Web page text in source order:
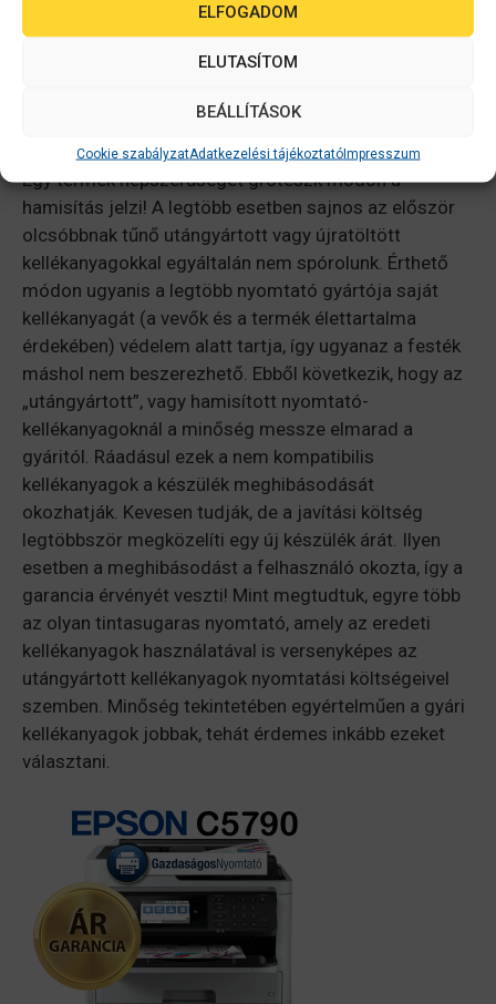
ELFOGADOM
ELUTASÍTOM
BEÁLLÍTÁSOK
Cookie szabályzatAdatkezelési tájékoztatóImpresszum
Hamis spórolás kontra valóság
Egy termék népszerűségét groteszk módon a
hamisítás jelzi! A legtöbb esetben sajnos az először
olcsóbbnak tűnő utángyártott vagy újratöltött
kellékanyagokkal egyáltalán nem spórolunk. Érthető
módon ugyanis a legtöbb nyomtató gyártója saját
kellékanyagát (a vevők és a termék élettartalma
érdekében) védelem alatt tartja, így ugyanaz a festék
máshol nem beszerezhető. Ebből következik, hogy az
„utángyártott”, vagy hamisított nyomtató-
kellékanyagoknál a minőség messze elmarad a
gyáritól. Ráadásul ezek a nem kompatibilis
kellékanyagok a készülék meghibásodását
okozhatják. Kevesen tudják, de a javítási költség
legtöbbször megközelíti egy új készülék árát. Ilyen
esetben a meghibásodást a felhasználó okozta, így a
garancia érvényét veszti! Mint megtudtuk, egyre több
az olyan tintasugaras nyomtató, amely az eredeti
kellékanyagok használatával is versenyképes az
utángyártott kellékanyagok nyomtatási költségeivel
szemben. Minőség tekintetében egyértelműen a gyári
kellékanyagok jobbak, tehát érdemes inkább ezeket
választani.